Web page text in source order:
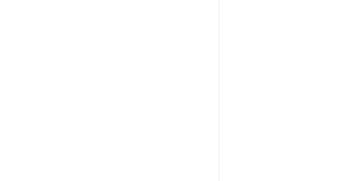
5 z 5 hviezdičiek.